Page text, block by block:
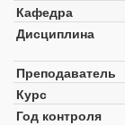
Кафедра
Дисциплина
Преподаватель
Курс
Год контроля